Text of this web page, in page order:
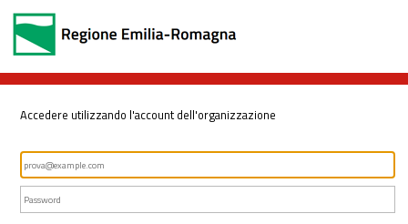
Accedere utilizzando l'account dell'organizzazione